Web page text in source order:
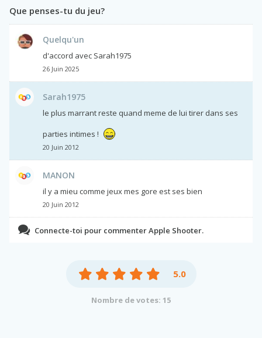
Que penses-tu du jeu?
Quelqu'un
d'accord avec Sarah1975
26 Juin 2025
Sarah1975
le plus marrant reste quand meme de lui tirer dans ses
parties intimes !
20 Juin 2012
MANON
il y a mieu comme jeux mes gore est ses bien
20 Juin 2012
Connecte-toi pour commenter Apple Shooter.
5.0
Nombre de votes: 15